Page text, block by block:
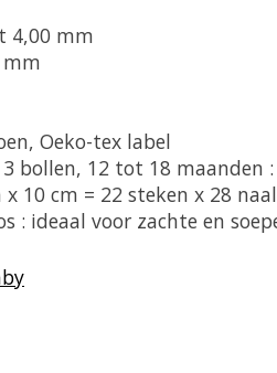
4,00 mm
mm
Oeko-tex label
bollen, 12 tot 18 maanden
10 cm = 22 steken x 28
: ideaal voor zachte en